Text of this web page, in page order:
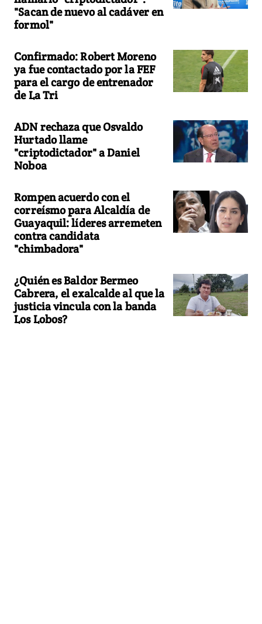
"Sacan de nuevo al cadáver en
formol"
Confirmado: Robert Moreno
ya fue contactado por la FEF
para el cargo de entrenador
de La Tri
ADN rechaza que Osvaldo
Hurtado llame
"criptodictador" a Daniel
Noboa
Rompen acuerdo con el
correísmo para Alcaldía de
Guayaquil: líderes arremeten
contra candidata
"chimbadora"
¿Quién es Baldor Bermeo
Cabrera, el exalcalde al que la
justicia vincula con la banda
Los Lobos?